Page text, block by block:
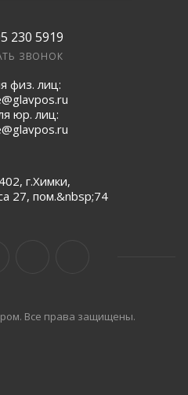
230 5919
ЗВОНОК
физ. лиц:
юр. лиц:
г.Химки,
27, пом.&nbsp;74
Все права защищены.